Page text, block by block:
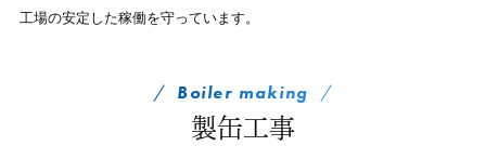
工場の安定した稼働を守っています。
Boiler making
製缶工事